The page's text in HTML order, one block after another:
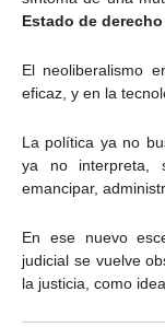
Estado de
El neoliberalismo
eficaz, y en la
La política ya no
ya no interpreta,
emancipar,
En ese nuevo
judicial se vuelve
la justicia, como